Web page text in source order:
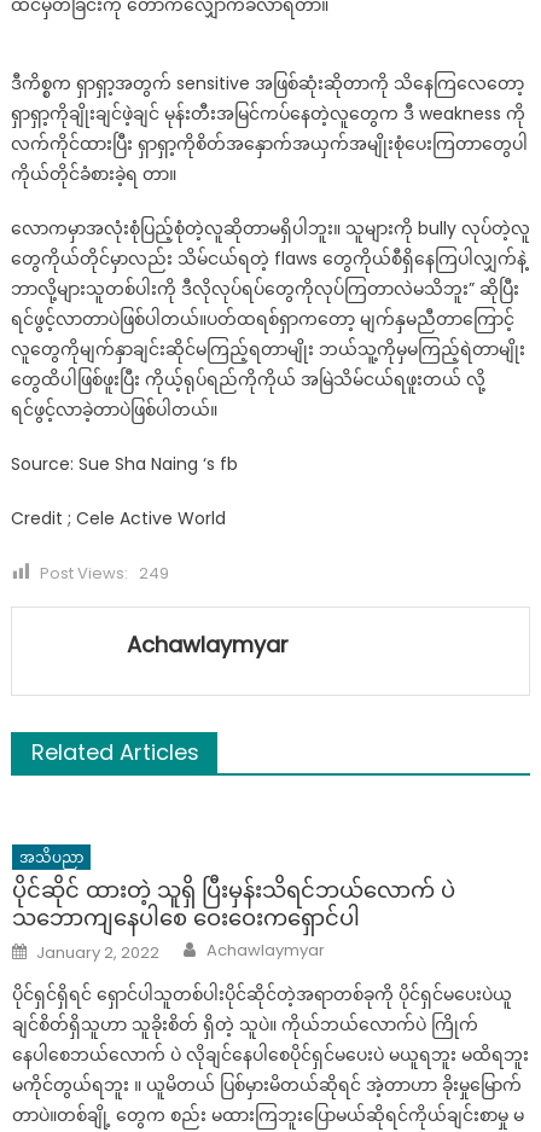
ထင်မှတ်ခြင်းကို တောက်လျှောက်ခံလာရတာ။
ဒီကိစ္စက ရှာရှာ့အတွက် sensitive အဖြစ်ဆုံးဆိုတာကို သိနေကြလေတော့
ရှာရှာ့ကိုချိုးချင်ဖဲ့ချင် မုန်းတီးအမြင်ကပ်နေတဲ့လူတွေက ဒီ weakness ကို
လက်ကိုင်ထားပြီး ရှာရှာ့ကိုစိတ်အနှောက်အယှက်အမျိုးစုံပေးကြတာတွေပါ
ကိုယ်တိုင်ခံစားခဲ့ရ တာ။
လောကမှာအလုံးစုံပြည့်စုံတဲ့လူဆိုတာမရှိပါဘူး။ သူများကို bully လုပ်တဲ့လူ
တွေကိုယ်တိုင်မှာလည်း သိမ်ငယ်ရတဲ့ flaws တွေကိုယ်စီရှိနေကြပါလျှက်နဲ့
ဘာလို့များသူတစ်ပါးကို ဒီလိုလုပ်ရပ်တွေကိုလုပ်ကြတာလဲမသိဘူး” ဆိုပြီး
ရင်ဖွင့်လာတာပဲဖြစ်ပါတယ်။ပတ်ထရစ်ရှာကတော့ မျက်နှမညီတာကြောင့်
လူတွေကိုမျက်နှာချင်းဆိုင်မကြည့်ရတာမျိုး ဘယ်သူ့ကိုမှမကြည့်ရဲတာမျိုး
တွေထိပါဖြစ်ဖူးပြီး ကိုယ့်ရုပ်ရည်ကိုကိုယ် အမြဲသိမ်ငယ်ရဖူးတယ် လို့
ရင်ဖွင့်လာခဲ့တာပဲဖြစ်ပါတယ်။
Source: Sue Sha Naing ‘s fb
Credit ; Cele Active World
Post Views: 249
Achawlaymyar
Related Articles
အသိပညာ
ပိုင်ဆိုင် ထားတဲ့ သူရှိ ပြီးမှန်းသိရင်ဘယ်လောက် ပဲ
သဘောကျနေပါစေ ဝေးဝေးကရှောင်ပါ
Posted
on
January 2, 2022 Author
Achawlaymyar
ပိုင်ရှင်ရှိရင် ရှောင်ပါသူတစ်ပါးပိုင်ဆိုင်တဲ့အရာတစ်ခုကို ပိုင်ရှင်မပေးပဲယူ
ချင်စိတ်ရှိသူဟာ သူခိုးစိတ် ရှိတဲ့ သူပဲ။ ကိုယ်ဘယ်လောက်ပဲ ကြိုက်
နေပါစေဘယ်လောက် ပဲ လိုချင်နေပါစေပိုင်ရှင်မပေးပဲ မယူရဘူး မထိရဘူး
မကိုင်တွယ်ရဘူး ။ ယူမိတယ် ပြစ်မှားမိတယ်ဆိုရင် အဲ့တာဟာ ခိုးမှုမြောက်
တာပဲ။တစ်ချို့ တွေက စည်း မထားကြဘူးပြောမယ်ဆိုရင်ကိုယ်ချင်းစာမှု မ